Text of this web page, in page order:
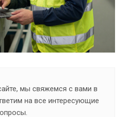
мы свяжемся с вами в
на все интересующие